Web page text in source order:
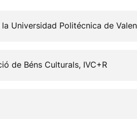
Universidad Politécnica de
de Béns Culturals, IVC+R